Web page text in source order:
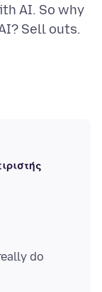
AI. So why
do